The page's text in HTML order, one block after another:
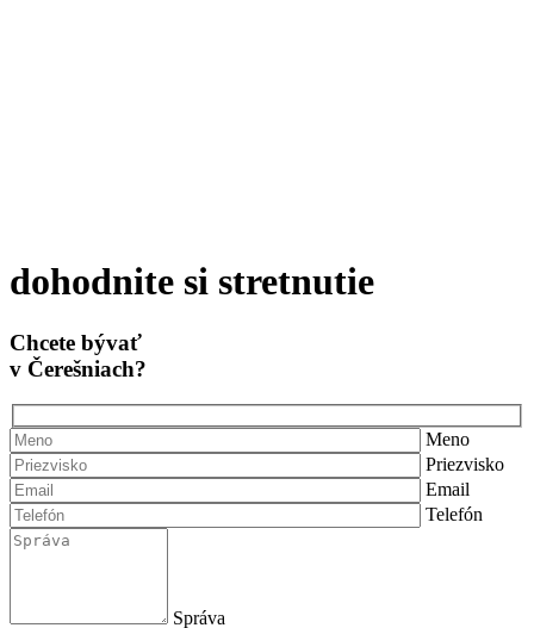
dohodnite si stretnutie
Chcete bývať
v Čerešniach?
Meno
Priezvisko
Email
Telefón
Správa